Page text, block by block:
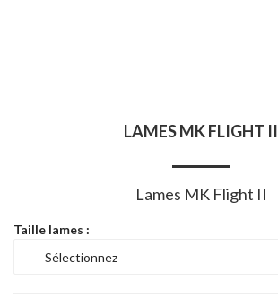
LAMES MK FLIGHT II
Lames MK Flight II
Taille lames :